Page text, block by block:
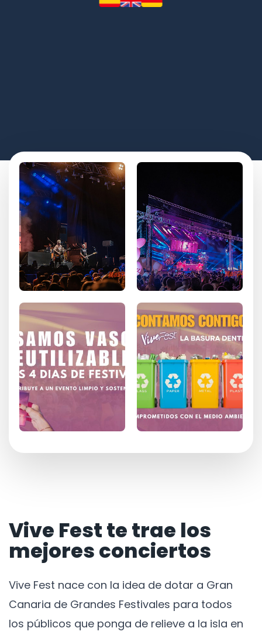
Vive Fest te trae los
mejores conciertos
Vive Fest nace con la idea de dotar a Gran
Canaria de Grandes Festivales para todos
los públicos que ponga de relieve a la isla en